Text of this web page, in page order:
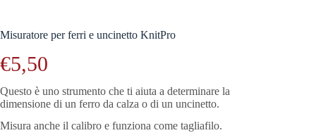
Misuratore per ferri e uncinetto KnitPro
€5,50
Questo è uno strumento che ti aiuta a determinare la
dimensione di un ferro da calza o di un uncinetto.
Misura anche il calibro e funziona come tagliafilo.